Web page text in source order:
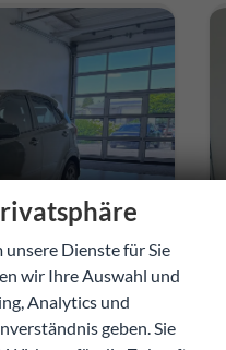
Dienste für Sie
wir Ihre Auswahl und
Analytics und
geben. Sie